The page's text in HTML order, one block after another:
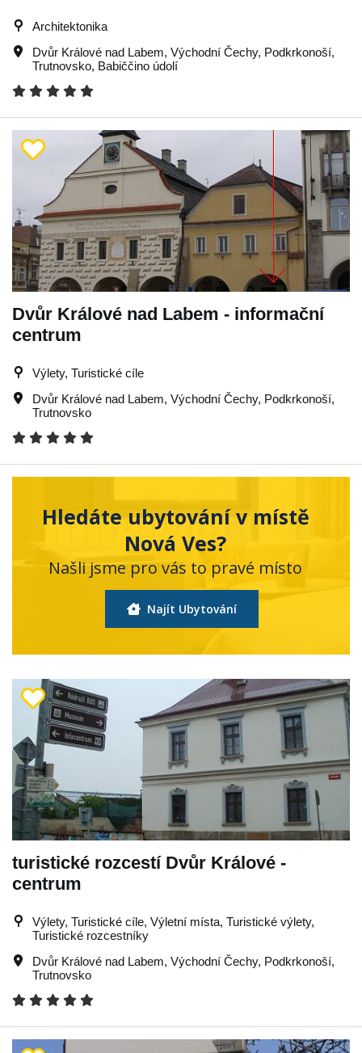
Architektonika
Dvůr Králové nad Labem, Východní Čechy, Podkrkonoší,
Trutnovsko, Babiččino údolí
Dvůr Králové nad Labem - informační
centrum
Výlety, Turistické cíle
Dvůr Králové nad Labem, Východní Čechy, Podkrkonoší,
Trutnovsko
Hledáte ubytování v místě
Nová Ves?
Našli jsme pro vás to pravé místo
Najít Ubytování
turistické rozcestí Dvůr Králové -
centrum
Výlety, Turistické cíle, Výletní místa, Turistické výlety,
Turistické rozcestníky
Dvůr Králové nad Labem, Východní Čechy, Podkrkonoší,
Trutnovsko